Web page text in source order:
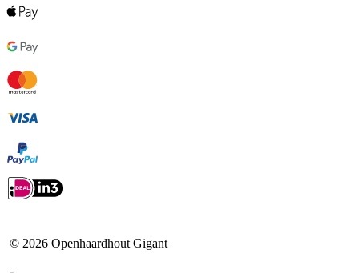
© 2026Openhaardhout Gigant
-